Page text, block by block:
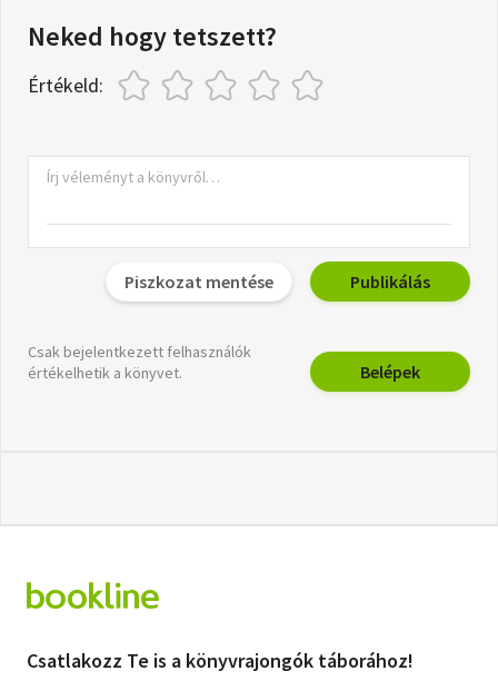
Neked hogy tetszett?
Értékeld:
Piszkozat mentése Publikálás
Csak bejelentkezett felhasználók
értékelhetik a könyvet.
Belépek
Csatlakozz Te is a könyvrajongók táborához!